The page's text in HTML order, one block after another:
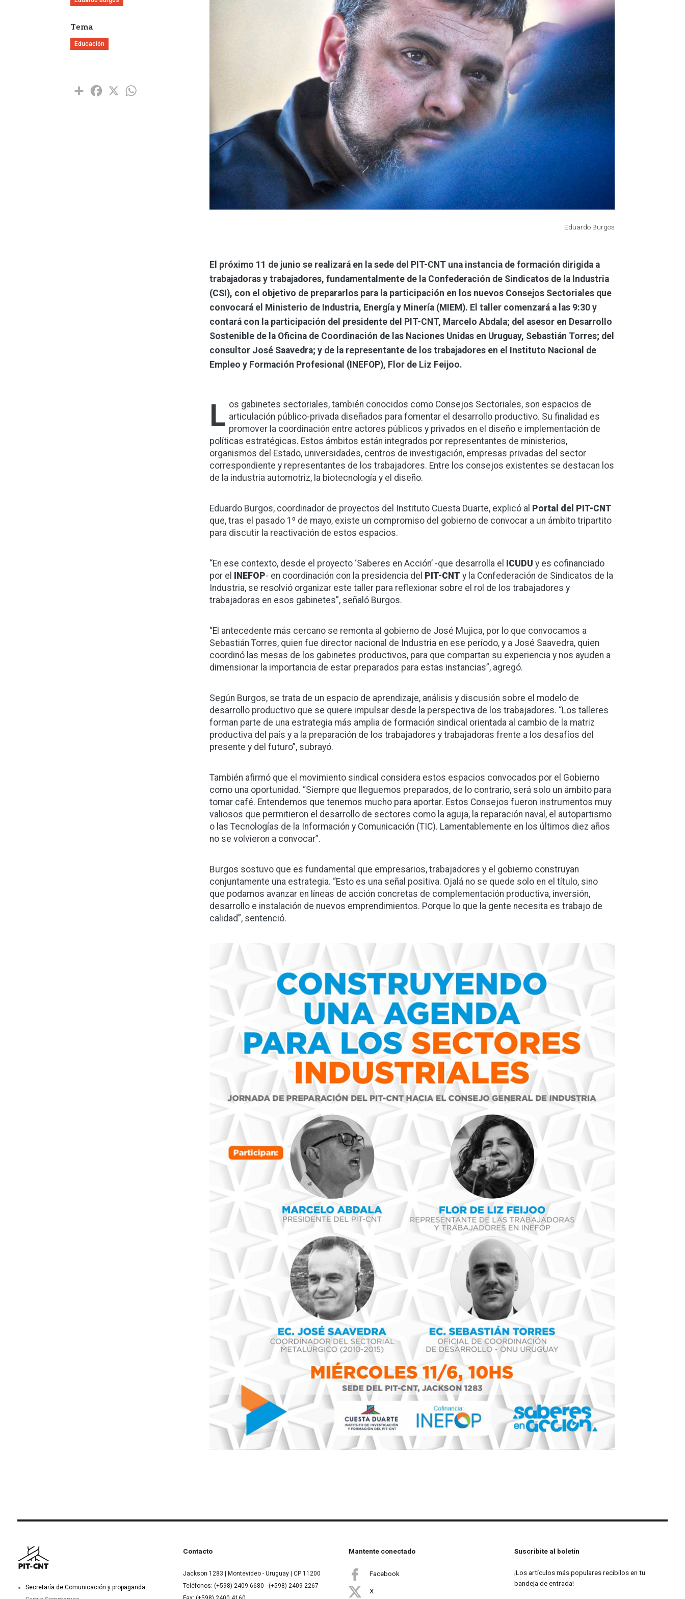
Tema
Educación
Share Facebook
X
Eduardo Burgos
El próximo 11 de junio se realizará en la sede del PIT-CNT una instancia de formación dirigida a
trabajadoras y trabajadores, fundamentalmente de la Confederación de Sindicatos de la Industria
(CSI), con el objetivo de prepararlos para la participación en los nuevos Consejos Sectoriales que
convocará el Ministerio de Industria, Energía y Minería (MIEM). El taller comenzará a las 9:30 y
contará con la participación del presidente del PIT-CNT, Marcelo Abdala; del asesor en Desarrollo
Sostenible de la Oficina de Coordinación de las Naciones Unidas en Uruguay, Sebastián Torres; del
consultor José Saavedra; y de la representante de los trabajadores en el Instituto Nacional de
Empleo y Formación Profesional (INEFOP), Flor de Liz Feijoo.
L os gabinetes sectoriales, también conocidos como Consejos Sectoriales, son espacios de
articulación público-privada diseñados para fomentar el desarrollo productivo. Su finalidad es
promover la coordinación entre actores públicos y privados en el diseño e implementación de
políticas estratégicas. Estos ámbitos están integrados por representantes de ministerios,
organismos del Estado, universidades, centros de investigación, empresas privadas del sector
correspondiente y representantes de los trabajadores. Entre los consejos existentes se destacan los
de la industria automotriz, la biotecnología y el diseño.
Eduardo Burgos, coordinador de proyectos del Instituto Cuesta Duarte, explicó al Portal del PIT-CNT
que, tras el pasado 1º de mayo, existe un compromiso del gobierno de convocar a un ámbito tripartito
para discutir la reactivación de estos espacios.
“En ese contexto, desde el proyecto ‘Saberes en Acción’ -que desarrolla el ICUDU y es cofinanciado
por el
INEFOP- en coordinación con la presidencia del PIT-CNT y la Confederación de Sindicatos de la
Industria, se resolvió organizar este taller para reflexionar sobre el rol de los trabajadores y
trabajadoras en esos gabinetes”, señaló Burgos.
“El antecedente más cercano se remonta al gobierno de José Mujica, por lo que convocamos a
Sebastián Torres, quien fue director nacional de Industria en ese período, y a José Saavedra, quien
coordinó las mesas de los gabinetes productivos, para que compartan su experiencia y nos ayuden a
dimensionar la importancia de estar preparados para estas instancias”, agregó.
Según Burgos, se trata de un espacio de aprendizaje, análisis y discusión sobre el modelo de
desarrollo productivo que se quiere impulsar desde la perspectiva de los trabajadores. “Los talleres
forman parte de una estrategia más amplia de formación sindical orientada al cambio de la matriz
productiva del país y a la preparación de los trabajadores y trabajadoras frente a los desafíos del
presente y del futuro”, subrayó.
También afirmó que el movimiento sindical considera estos espacios convocados por el Gobierno
como una oportunidad. “Siempre que lleguemos preparados, de lo contrario, será solo un ámbito para
tomar café. Entendemos que tenemos mucho para aportar. Estos Consejos fueron instrumentos muy
valiosos que permitieron el desarrollo de sectores como la aguja, la reparación naval, el autopartismo
o las Tecnologías de la Información y Comunicación (TIC). Lamentablemente en los últimos diez años
no se volvieron a convocar”.
Burgos sostuvo que es fundamental que empresarios, trabajadores y el gobierno construyan
conjuntamente una estrategia. “Esto es una señal positiva. Ojalá no se quede solo en el título, sino
que podamos avanzar en líneas de acción concretas de complementación productiva, inversión,
desarrollo e instalación de nuevos emprendimientos. Porque lo que la gente necesita es trabajo de
calidad”, sentenció.
Imagen
Secretaría de Comunicación y propaganda:
Contacto
Jackson 1283 | Montevideo - Uruguay | CP 11200
Teléfonos: (+598) 2409 6680 - (+598) 2409 2267
Mantente conectado
Facebook
X
Suscribite al boletín
¡Los artículos más populares recibilos en tu
bandeja de entrada!